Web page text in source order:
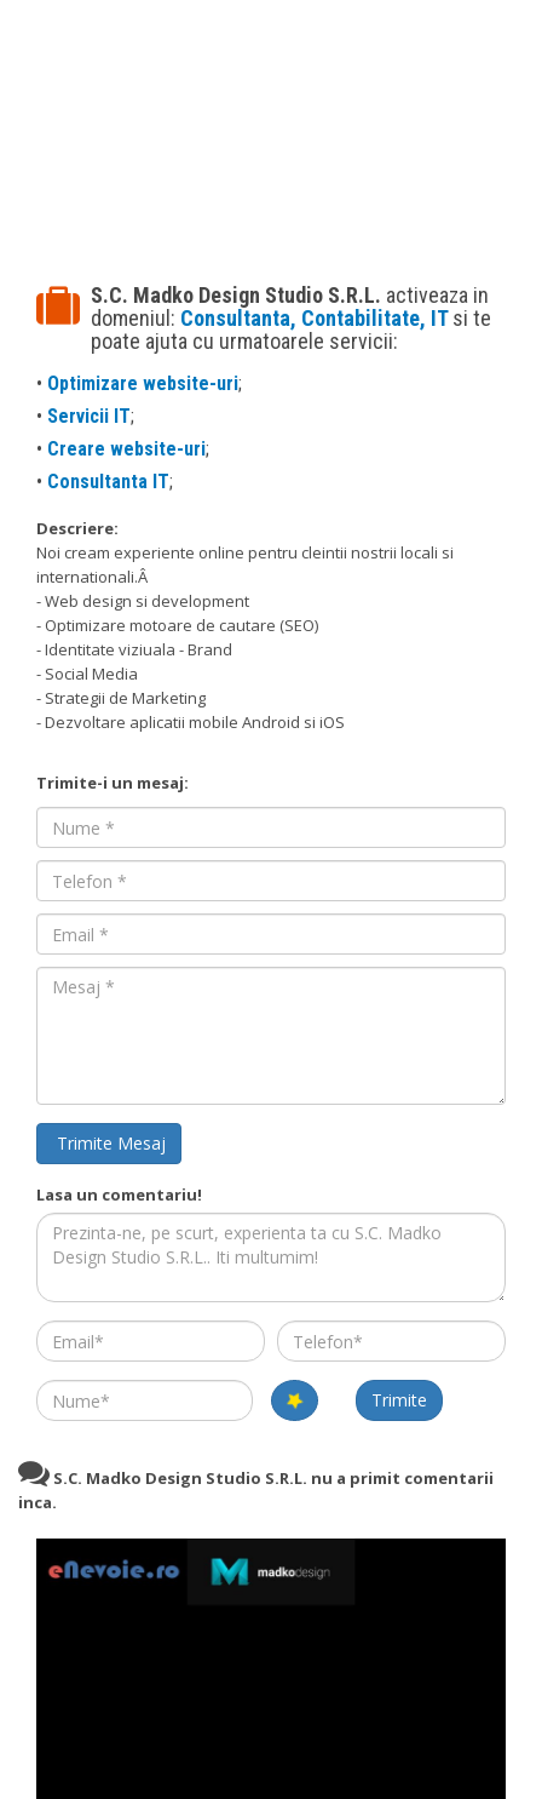
S.C. Madko Design Studio S.R.L. activeaza in
domeniul: Consultanta, Contabilitate, ITsi te
poate ajuta cu urmatoarele servicii:
• Optimizare website-uri;
• Servicii IT;
• Creare website-uri;
• Consultanta IT;
Descriere:
Noi cream experiente online pentru cleintii nostrii locali si
internationali.Â
- Web design si development
- Optimizare motoare de cautare (SEO)
- Identitate viziuala - Brand
- Social Media
- Strategii de Marketing
- Dezvoltare aplicatii mobile Android si iOS
Trimite-i un mesaj:
Nume
Nume
Email
Mesaj
Trimite Mesaj
Lasa un comentariu!
Email Telefon
Name Trimite
S.C. Madko Design Studio S.R.L. nu a primit comentarii
inca.